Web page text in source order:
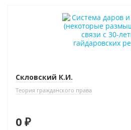
Нет в наличии
Скловский К.И.
Теория гражданского права
0 ₽